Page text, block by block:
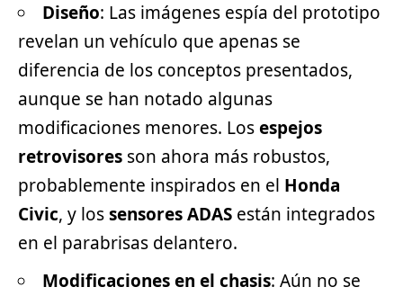
Diseño: Las imágenes espía del prototipo
revelan un vehículo que apenas se
diferencia de los conceptos presentados,
aunque se han notado algunas
modificaciones menores. Losespejos
retrovisores son ahora más robustos,
probablemente inspirados en el Honda
Civic, y lossensores ADAS están integrados
en el parabrisas delantero.
Modificaciones en el chasis: Aún no se